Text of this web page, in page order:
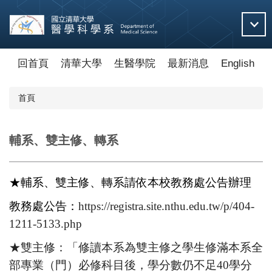
主
要
回首頁 清華大學 生醫學院 最新消息 English
首頁
輔系、雙主修、轉系
★輔系、雙主修、轉系請依本校教務處公告辦理
教務處公告： https://registra.site.nthu.edu.tw/p/404-
1211-5133.php
★雙主修：「修讀本系為雙主修之學生修滿本系全
部專業（門）必修科目後，學分數仍不足40學分